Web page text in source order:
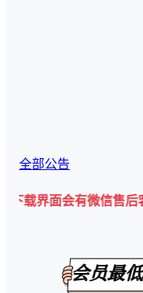
全部公告
会有微信售后客服二维